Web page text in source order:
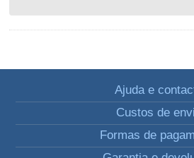
Ajuda e
Custos de
Formas de